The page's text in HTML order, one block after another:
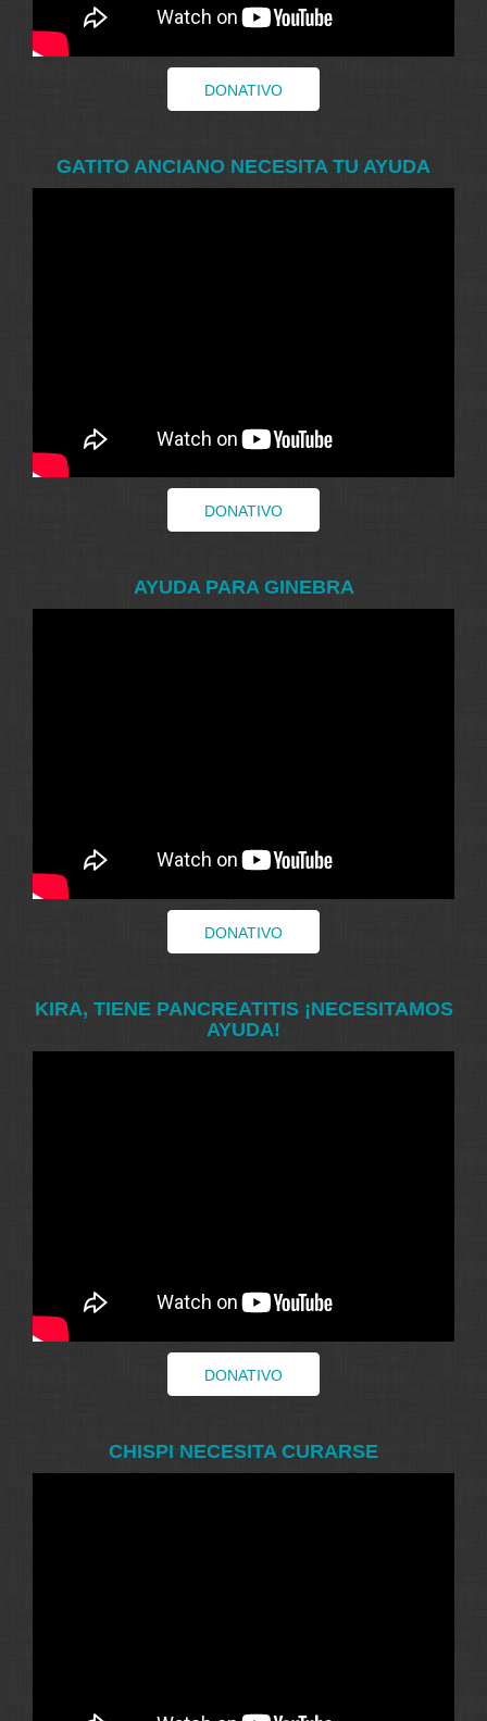
DONATIVO
GATITO ANCIANO NECESITA TU AYUDA
DONATIVO
AYUDA PARA GINEBRA
DONATIVO
KIRA, TIENE PANCREATITIS ¡NECESITAMOS
AYUDA!
DONATIVO
CHISPI NECESITA CURARSE